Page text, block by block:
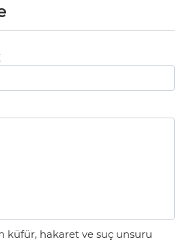
küfür, hakaret ve suç unsuru